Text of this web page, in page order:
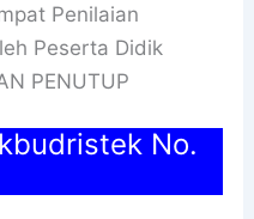
Penilaian
Peserta Didik
PENUTUP
No.